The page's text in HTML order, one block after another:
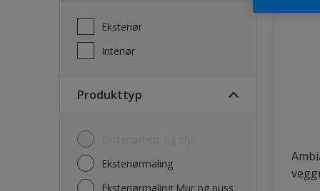
Eksteriør
Interiør
Produkttyp
Eksteriørmaling
Eksteriørmaling Mur og puss